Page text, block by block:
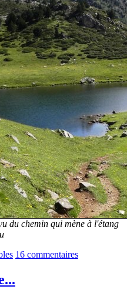
du chemin qui mène à l'étang
16 commentaires